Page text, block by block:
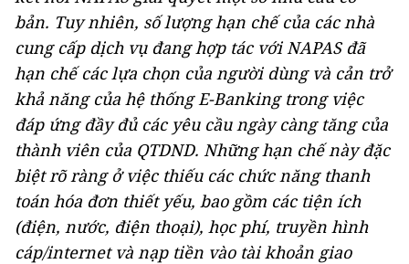
bản. Tuy nhiên, số lượng hạn chế của các nhà
cung cấp dịch vụ đang hợp tác với NAPAS đã
hạn chế các lựa chọn của người dùng và cản trở
khả năng của hệ thống E-Banking trong việc
đáp ứng đầy đủ các yêu cầu ngày càng tăng của
thành viên của QTDND. Những hạn chế này đặc
biệt rõ ràng ở việc thiếu các chức năng thanh
toán hóa đơn thiết yếu, bao gồm các tiện ích
(điện, nước, điện thoại), học phí, truyền hình
cáp/internet và nạp tiền vào tài khoản giao